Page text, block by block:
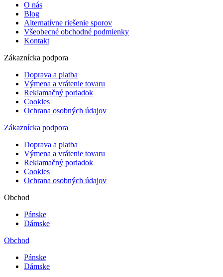
O nás
Blog
Alternatívne riešenie sporov
Všeobecné obchodné podmienky
Kontakt
Zákaznícka podpora
Doprava a platba
Výmena a vrátenie tovaru
Reklamačný poriadok
Cookies
Ochrana osobných údajov
Zákaznícka podpora
Doprava a platba
Výmena a vrátenie tovaru
Reklamačný poriadok
Cookies
Ochrana osobných údajov
Obchod
Pánske
Dámske
Obchod
Pánske
Dámske